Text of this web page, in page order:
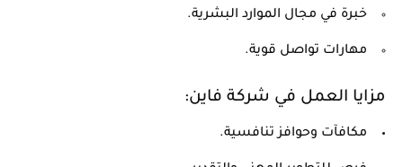
خبرة في مجال الموارد البشرية.
مهارات تواصل قوية.
مزايا العمل في شركة فاين:
مكافآت وحوافز تنافسية.